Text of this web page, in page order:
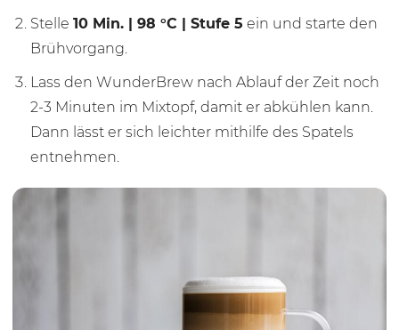
Stelle 10 Min. 98 °C | Stufe 5 ein und starte den
Brühvorgang.
Lass den WunderBrew nach Ablauf der Zeit noch
2-3 Minuten im Mixtopf, damit er abkühlen kann.
Dann lässt er sich leichter mithilfe des Spatels
entnehmen.